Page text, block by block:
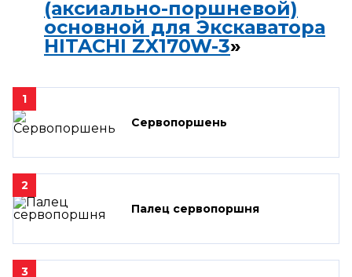
(аксиально-поршневой)
основной для Экскаватора
HITACHI ZX170W-3»
1
Сервопоршень
2
Палец сервопоршня
3